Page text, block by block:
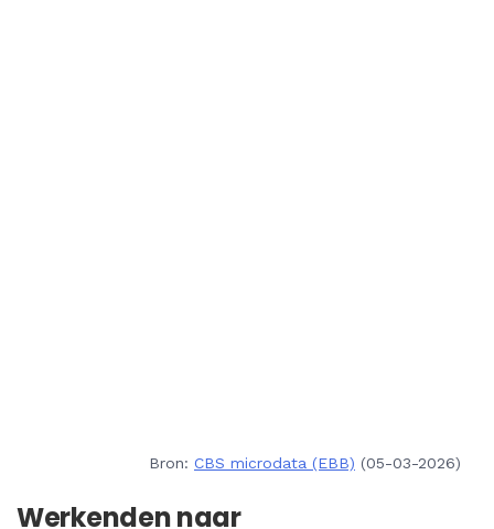
Bron: CBS microdata (EBB) (05-03-2026)
Werkenden naar